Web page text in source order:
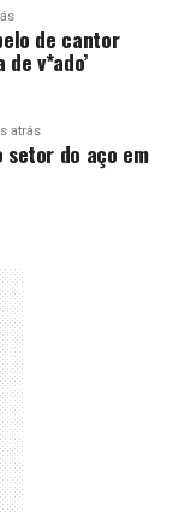
de cantor
v*ado’
atrás
do aço em